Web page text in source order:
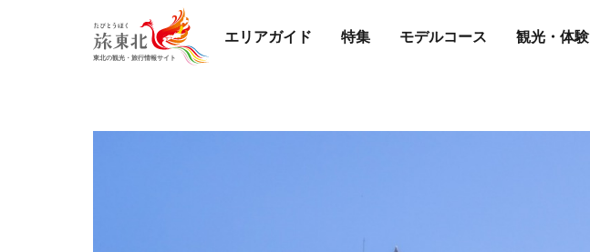
エリアガイド 特集 モデルコース 観光・体験